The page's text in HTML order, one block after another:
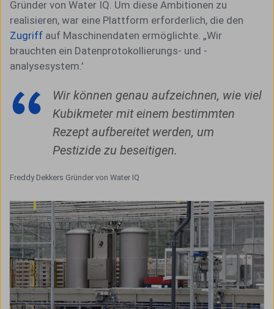
Gründer von Water IQ. Um diese Ambitionen zu
realisieren, war eine Plattform erforderlich, die den
Zugriff auf Maschinendaten ermöglichte. „Wir
brauchten ein Datenprotokollierungs- und -
analysesystem.'
Wir können genau aufzeichnen, wie viel
Kubikmeter mit einem bestimmten
Rezept aufbereitet werden, um
Pestizide zu beseitigen.
Freddy Dekkers Gründer von Water IQ